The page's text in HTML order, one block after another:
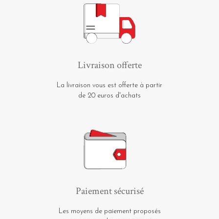
Livraison offerte
La livraison vous est offerte à partir
de 20 euros d'achats
Paiement sécurisé
Les moyens de paiement proposés